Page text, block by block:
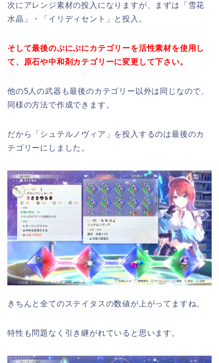
次にアレンジ素材の投入になりますが、まずは「雪花
水晶」・「イリディセント」と投入。
そして最後のぷにぷにカテゴリーを活性素材を使用し
て、原石や中和剤カテゴリーに変更して下さい。
他の5人の武器も最後のカテゴリー以外は同じなので、
同様の方法で作成できます。
だから「シュテルノヴィア」を投入するのは最後のカ
テゴリーにしました。
きちんと全てのステイタスの数値が上がってますね。
特性も問題なく引き継がれていると思います。